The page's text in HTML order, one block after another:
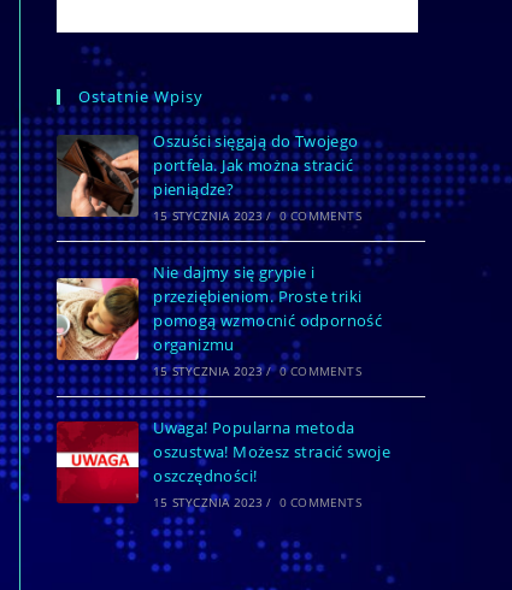
Ostatnie Wpisy
Oszuści sięgają do Twojego
portfela. Jak można stracić
pieniądze?
15 STYCZNIA 2023 / 0 COMMENTS
Nie dajmy się grypie i
przeziębieniom. Proste triki
pomogą wzmocnić odporność
organizmu
15 STYCZNIA 2023 / 0 COMMENTS
Uwaga! Popularna metoda
oszustwa! Możesz stracić swoje
oszczędności!
15 STYCZNIA 2023 / 0 COMMENTS